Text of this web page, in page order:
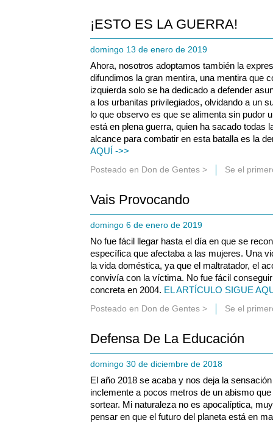
¡ESTO ES LA GUERRA!
domingo 13 de enero de 2019
Ahora, nosotros adoptamos también la
difundimos la gran mentira, una mentira que
izquierda solo se ha dedicado a defender
a los urbanitas privilegiados, olvidando a un
lo que observo es que se alimenta sin pudor
está en plena guerra, quien ha sacado todas
alcance para combatir en esta batalla es la
AQUÍ ->>
Posteado en Don de Gentes > Se el
Vais Provocando
domingo 6 de enero de 2019
No fue fácil llegar hasta el día en que se
específica que afectaba a las mujeres. Una
la vida doméstica, ya que el maltratador, el
convivía con la víctima. No fue fácil
concreta en 2004. EL ARTÍCULO SIGUE
Posteado en Don de Gentes > Se el
Defensa De La Educación
domingo 30 de diciembre de 2018
El año 2018 se acaba y nos deja la
inclemente a pocos metros de un abismo
sortear. Mi naturaleza no es apocalíptica,
pensar en que el futuro del planeta está en